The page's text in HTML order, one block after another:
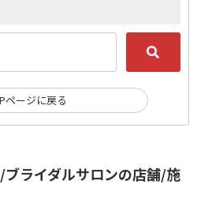
ライダルサロンの店舗/施
ページに戻る